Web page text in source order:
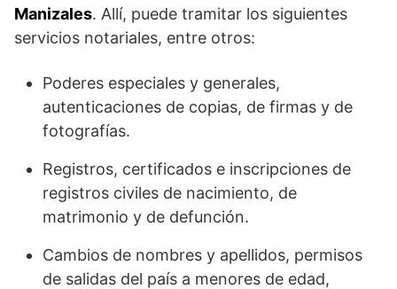
Manizales. Allí, puede tramitar los siguientes
servicios notariales, entre otros:
Poderes especiales y generales,
autenticaciones de copias, de firmas y de
fotografías.
Registros, certificados e inscripciones de
registros civiles de nacimiento, de
matrimonio y de defunción.
Cambios de nombres y apellidos, permisos
de salidas del país a menores de edad,